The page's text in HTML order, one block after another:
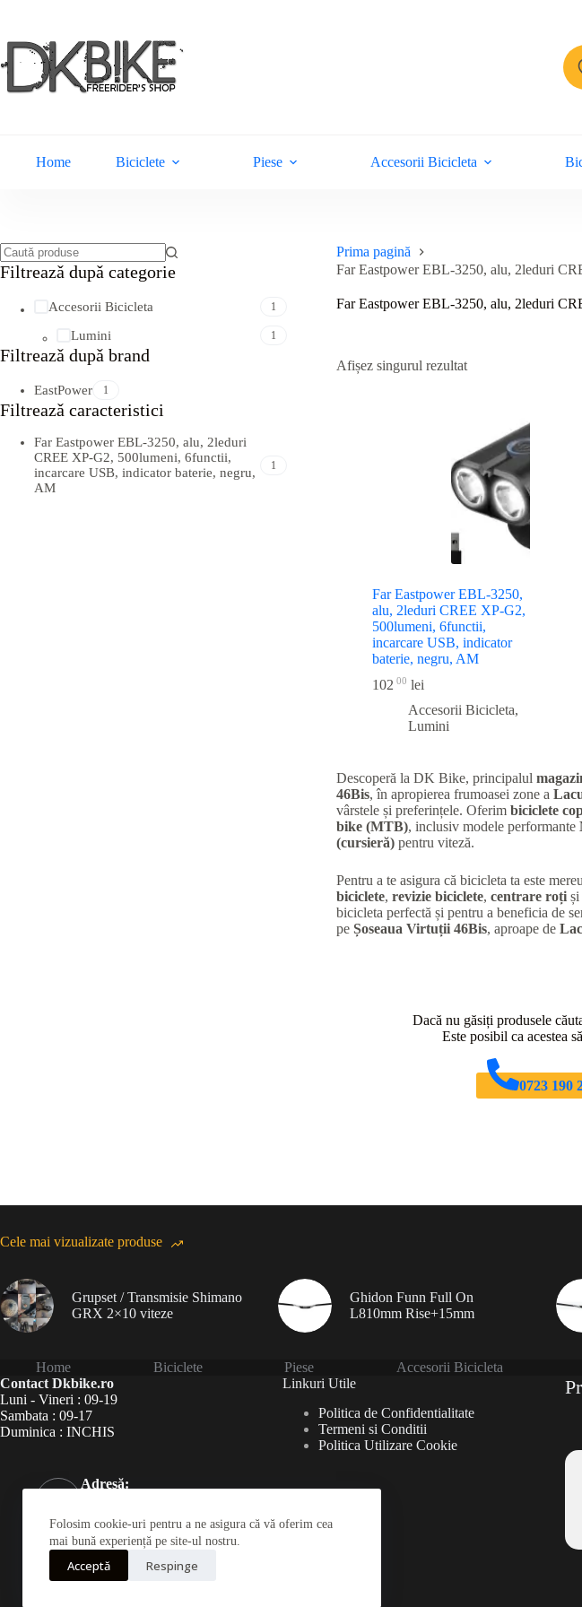
conținut
Folosim cookie-uri pentru a ne asigura că vă oferim cea
mai bună experiență pe site-ul nostru.
Acceptă Respinge
Home Biciclete Piese Accesorii Bicicleta
Prima pagină
Far Eastpower EBL-3250, alu, 2leduri
Far Eastpower EBL-3250, alu, 2leduri
Afișez singurul rezultat
Far Eastpower EBL-3250,
alu, 2leduri CREE XP-G2,
500lumeni, 6functii,
incarcare USB, indicator
baterie, negru, AM
102 00 lei
Accesorii Bicicleta,
Lumini
Descoperă la DK Bike, principalul
46Bis, în apropierea frumoasei zone a
vârstele și preferințele. Oferim biciclete
bike (MTB), inclusiv modele performante
(cursieră)pentru viteză.
Pentru a te asigura că bicicleta ta este
biciclete, revizie biciclete, centrare roțiși
bicicleta perfectă și pentru a beneficia de
pe Șoseaua Virtuții 46Bis, aproape de
Niciun
Filtreazǎ dupǎ categorie
Accesorii Bicicleta 1
Lumini 1
Filtreazǎ dupǎ brand
EastPower 1
Filtreazǎ caracteristici
Far Eastpower EBL-3250, alu, 2leduri
CREE XP-G2, 500lumeni, 6functii,
incarcare USB, indicator baterie, negru,
AM
1
Dacă nu găsiți produsele
Este posibil ca acestea
0723 190
Cele mai vizualizate produse
Grupset / Transmisie Shimano
GRX 2×10 viteze
Ghidon Funn Full On
L810mm Rise+15mm
Home Biciclete Piese Accesorii Bicicleta
Contact Dkbike.ro
Luni - Vineri : 09-19
Sambata : 09-17
Duminica : INCHIS
Adresă:
București 060787
Telefon:
031 826 0120
Mobil:
Linkuri Utile
Politica de Confidentialitate
Termeni si Conditii
Politica Utilizare Cookie